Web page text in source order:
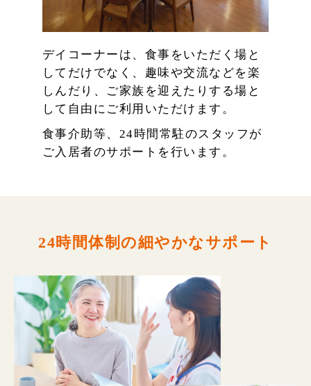
デイコーナーは、食事をいただく場と
してだけでなく、趣味や交流などを楽
しんだり、ご家族を迎えたりする場と
して自由にご利用いただけます。
食事介助等、24時間常駐のスタッフが
ご入居者のサポートを行います。
24時間体制の細やかなサポート